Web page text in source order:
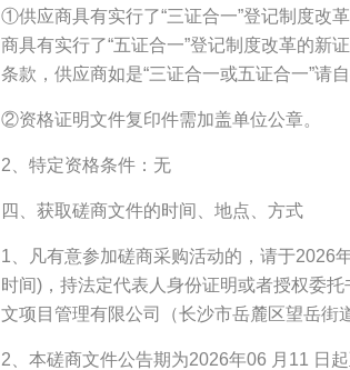
①供应商具有实行了“三证合一”登记制度改
商具有实行了“五证合一”登记制度改革的新
条款，供应商如是“三证合一或五证合一”请自
②资格证明文件复印件需加盖单位公章。
2、特定资格条件：无
四、获取磋商文件的时间、地点、方式
1、凡有意参加磋商采购活动的，请于2026
时间)，持法定代表人身份证明或者授权委
文项目管理有限公司（长沙市岳麓区望岳街
2、本磋商文件公告期为2026年06 月11 日起